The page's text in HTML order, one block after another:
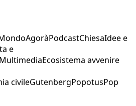
AgoràPodcastChiesaIdee e
e
MultimediaEcosistema avvenire
civileGutenbergPopotusPop